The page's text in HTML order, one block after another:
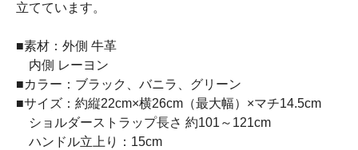
立てています。
■素材：外側 牛革
内側 レーヨン
■カラー：ブラック、バニラ、グリーン
■サイズ：約縦22cm×横26cm（最大幅）×マチ14.5cm
ショルダーストラップ長さ 約101～121cm
ハンドル立上り：15cm